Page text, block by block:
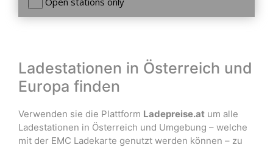
Ladestationen in Österreich und
Europa finden
Verwenden sie die Plattform Ladepreise.at um alle
Ladestationen in Österreich und Umgebung – welche
mit der EMC Ladekarte genutzt werden können – zu